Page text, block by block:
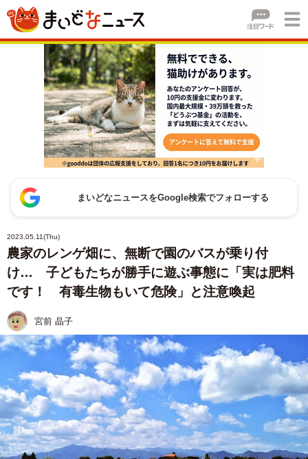
まいどなニュースをGoogle検索でフォローする
2023.05.11(Thu)
農家のレンゲ畑に、無断で園のバスが乗り付
け… 子どもたちが勝手に遊ぶ事態に「実は肥料
です！ 有毒生物もいて危険」と注意喚起
宮前 晶子